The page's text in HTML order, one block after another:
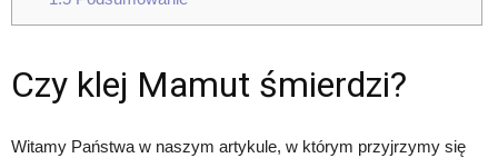
Czy klej Mamut śmierdzi?
Witamy Państwa w naszym artykule, w którym przyjrzymy się